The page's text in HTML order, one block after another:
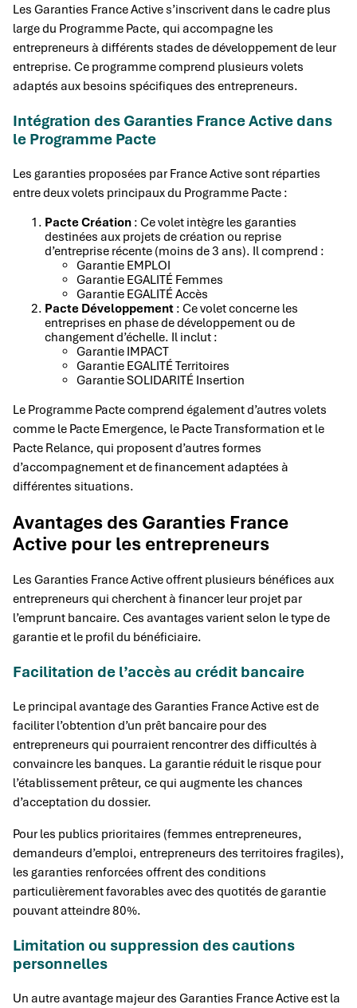
Les Garanties France Active s’inscrivent dans le cadre plus
large du Programme Pacte, qui accompagne les
entrepreneurs à différents stades de développement de leur
entreprise. Ce programme comprend plusieurs volets
adaptés aux besoins spécifiques des entrepreneurs.
Intégration des Garanties France Active dans
le Programme Pacte
Les garanties proposées par France Active sont réparties
entre deux volets principaux du Programme Pacte :
Pacte Création : Ce volet intègre les garanties
destinées aux projets de création ou reprise
d’entreprise récente (moins de 3 ans). Il comprend :
Garantie EMPLOI
Garantie EGALITÉ Femmes
Garantie EGALITÉ Accès
Pacte Développement : Ce volet concerne les
entreprises en phase de développement ou de
changement d’échelle. Il inclut :
Garantie IMPACT
Garantie EGALITÉ Territoires
Garantie SOLIDARITÉ Insertion
Le Programme Pacte comprend également d’autres volets
comme le Pacte Emergence, le Pacte Transformation et le
Pacte Relance, qui proposent d’autres formes
d’accompagnement et de financement adaptées à
différentes situations.
Avantages des Garanties France
Active pour les entrepreneurs
Les Garanties France Active offrent plusieurs bénéfices aux
entrepreneurs qui cherchent à financer leur projet par
l’emprunt bancaire. Ces avantages varient selon le type de
garantie et le profil du bénéficiaire.
Facilitation de l’accès au crédit bancaire
Le principal avantage des Garanties France Active est de
faciliter l’obtention d’un prêt bancaire pour des
entrepreneurs qui pourraient rencontrer des difficultés à
convaincre les banques. La garantie réduit le risque pour
l’établissement prêteur, ce qui augmente les chances
d’acceptation du dossier.
Pour les publics prioritaires (femmes entrepreneures,
demandeurs d’emploi, entrepreneurs des territoires fragiles),
les garanties renforcées offrent des conditions
particulièrement favorables avec des quotités de garantie
pouvant atteindre 80%.
Limitation ou suppression des cautions
personnelles
Un autre avantage majeur des Garanties France Active est la